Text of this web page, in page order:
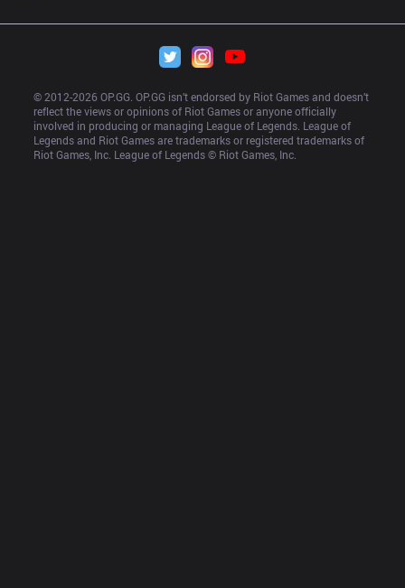
© 2012-2026 OP.GG. OP.GG isn’t endorsed by Riot Games and doesn’t
reflect the views or opinions of Riot Games or anyone officially
involved in producing or managing League of Legends. League of
Legends and Riot Games are trademarks or registered trademarks of
Riot Games, Inc. League of Legends © Riot Games, Inc.